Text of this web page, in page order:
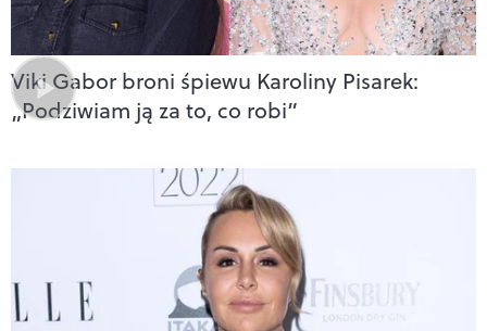
Viki Gabor broni śpiewu Karoliny Pisarek:
„Podziwiam ją za to, co robi”